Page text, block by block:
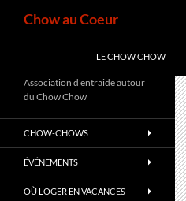
Chow au Coeur
LE CHOW CHOW
Association d'entraide autour
du Chow Chow
CHOW-CHOWS
ÉVÉNEMENTS
OÙ LOGER EN VACANCES